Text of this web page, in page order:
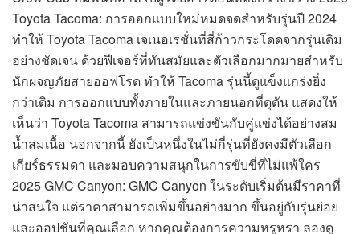
Toyota Tacoma: การออกแบบใหม่หมดจดสำหรับรุ่นปี 2024
ทำให้ Toyota Tacoma เจเนอเรชั่นที่สี่ก้าวกระโดดจากรุ่นเดิม
อย่างชัดเจน ด้วยฟีเจอร์ที่ทันสมัยและตัวเลือกมากมายสำหรับ
นักผจญภัยสายออฟโรด ทำให้ Tacoma รุ่นนี้ดูแข็งแกร่งยิ่ง
กว่าเดิม การออกแบบทั้งภายในและภายนอกที่ดุดัน แสดงให้
เห็นว่า Toyota Tacoma สามารถแข่งขันกับคู่แข่งได้อย่างสม
น้ำสมเนื้อ นอกจากนี้ ยังเป็นหนึ่งในไม่กี่รุ่นที่ยังคงมีตัวเลือก
เกียร์ธรรมดา และมอบความสนุกในการขับขี่ที่ไม่แพ้ใคร
2025 GMC Canyon: GMC Canyon ในระดับเริ่มต้นมีราคาที่
น่าสนใจ แต่ราคาสามารถเพิ่มขึ้นอย่างมาก ขึ้นอยู่กับรุ่นย่อย
และออปชันที่คุณเลือก หากคุณต้องการความหรูหรา ลองดู